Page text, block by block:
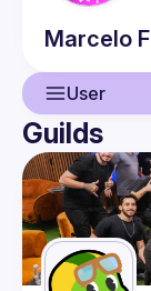
Marcelo
User
User
Events
Guilds
Guilds